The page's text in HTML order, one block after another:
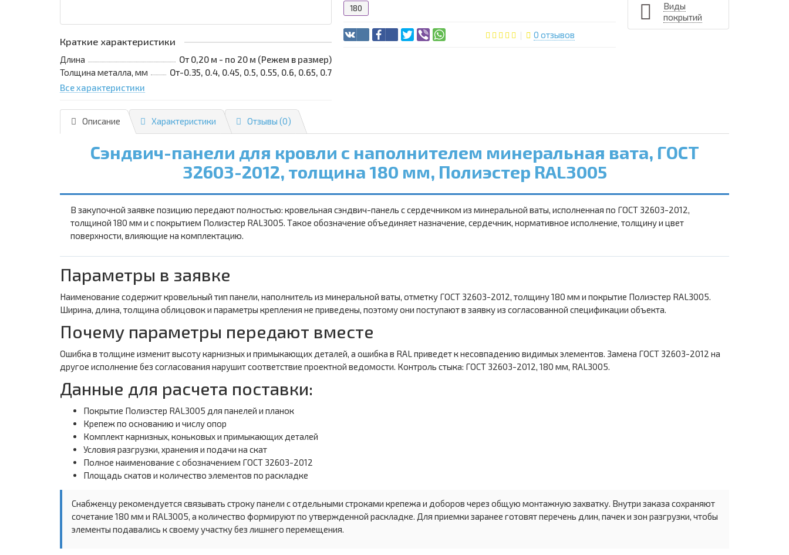
Краткие характеристики
Длина
От 0,20 м - по 20 м (Режем в размер)
Толщина металла, мм
От-0.35, 0.4, 0.45, 0.5, 0.55, 0.6, 0.65, 0.7
Все характеристики
180
0 отзывов
Виды
покрытий
Описание Характеристики Отзывы (0)
Сэндвич-панели для кровли с наполнителем минеральная вата, ГОСТ
32603-2012, толщина 180 мм, Полиэстер RAL3005
В закупочной заявке позицию передают полностью: кровельная сэндвич-панель с сердечником из минеральной ваты, исполненная по ГОСТ 32603-2012,
толщиной 180 мм и с покрытием Полиэстер RAL3005. Такое обозначение объединяет назначение, сердечник, нормативное исполнение, толщину и цвет
поверхности, влияющие на комплектацию.
Параметры в заявке
Наименование содержит кровельный тип панели, наполнитель из минеральной ваты, отметку ГОСТ 32603-2012, толщину 180 мм и покрытие Полиэстер RAL3005.
Ширина, длина, толщина облицовок и параметры крепления не приведены, поэтому они поступают в заявку из согласованной спецификации объекта.
Почему параметры передают вместе
Ошибка в толщине изменит высоту карнизных и примыкающих деталей, а ошибка в RAL приведет к несовпадению видимых элементов. Замена ГОСТ 32603-2012 на
другое исполнение без согласования нарушит соответствие проектной ведомости. Контроль стыка: ГОСТ 32603-2012, 180 мм, RAL3005.
Данные для расчета поставки:
Покрытие Полиэстер RAL3005 для панелей и планок
Крепеж по основанию и числу опор
Комплект карнизных, коньковых и примыкающих деталей
Условия разгрузки, хранения и подачи на скат
Полное наименование с обозначением ГОСТ 32603-2012
Площадь скатов и количество элементов по раскладке
Снабженцу рекомендуется связывать строку панели с отдельными строками крепежа и доборов через общую монтажную захватку. Внутри заказа сохраняют
сочетание 180 мм и RAL3005, а количество формируют по утвержденной раскладке. Для приемки заранее готовят перечень длин, пачек и зон разгрузки, чтобы
элементы подавались к своему участку без лишнего перемещения.